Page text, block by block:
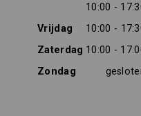
10:00 -
Vrijdag
10:00 -
Zaterdag 10:00 -
Zondag